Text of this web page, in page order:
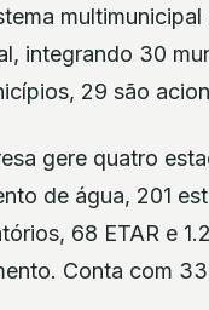
integrando 30
29 são
gere quatro
de água, 201
68 ETAR e
Conta com